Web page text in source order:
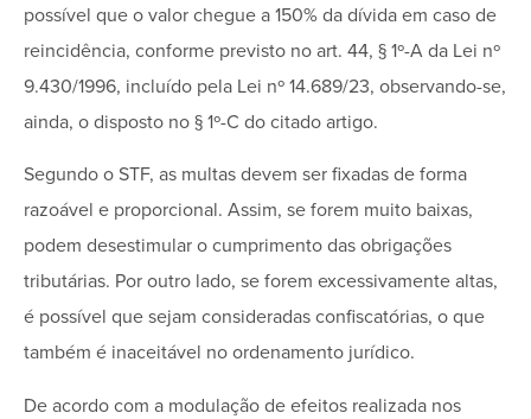
possível que o valor chegue a 150% da dívida em caso de
reincidência, conforme previsto no art. 44, § 1º-A da Lei nº
9.430/1996, incluído pela Lei nº 14.689/23, observando-se,
ainda, o disposto no § 1º-C do citado artigo.
Segundo o STF, as multas devem ser fixadas de forma
razoável e proporcional. Assim, se forem muito baixas,
podem desestimular o cumprimento das obrigações
tributárias. Por outro lado, se forem excessivamente altas,
é possível que sejam consideradas confiscatórias, o que
também é inaceitável no ordenamento jurídico.
De acordo com a modulação de efeitos realizada nos